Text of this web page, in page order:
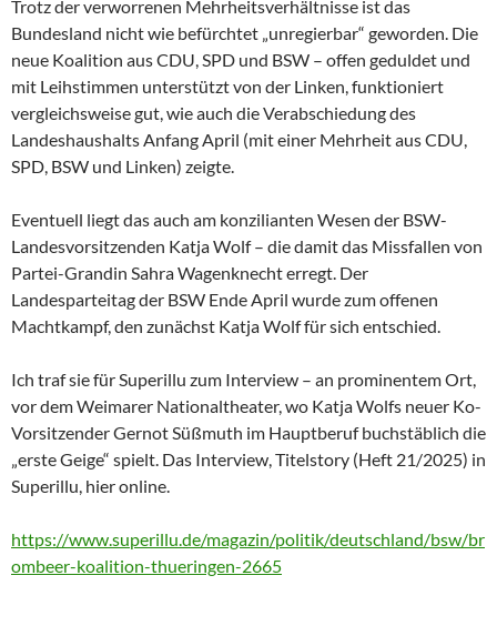
Trotz der verworrenen Mehrheitsverhältnisse ist das
Bundesland nicht wie befürchtet „unregierbar“ geworden. Die
neue Koalition aus CDU, SPD und BSW – offen geduldet und
mit Leihstimmen unterstützt von der Linken, funktioniert
vergleichsweise gut, wie auch die Verabschiedung des
Landeshaushalts Anfang April (mit einer Mehrheit aus CDU,
SPD, BSW und Linken) zeigte.
Eventuell liegt das auch am konzilianten Wesen der BSW-
Landesvorsitzenden Katja Wolf – die damit das Missfallen von
Partei-Grandin Sahra Wagenknecht erregt. Der
Landesparteitag der BSW Ende April wurde zum offenen
Machtkampf, den zunächst Katja Wolf für sich entschied.
Ich traf sie für Superillu zum Interview – an prominentem Ort,
vor dem Weimarer Nationaltheater, wo Katja Wolfs neuer Ko-
Vorsitzender Gernot Süßmuth im Hauptberuf buchstäblich die
„erste Geige“ spielt. Das Interview, Titelstory (Heft 21/2025) in
Superillu, hier online.
https://www.superillu.de/magazin/politik/deutschland/bsw/br
ombeer-koalition-thueringen-2665